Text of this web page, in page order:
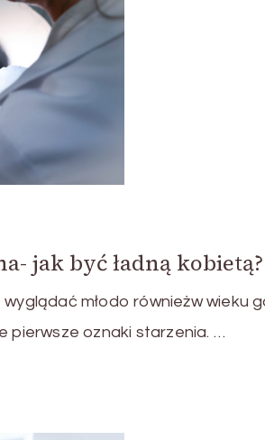
jak być ładną kobietą?
młodo równieżw wieku
pierwsze oznaki starzenia. …